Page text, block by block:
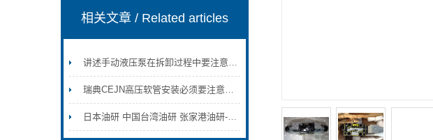
相关文章/ Related articles
讲述手动液压泵在拆卸过程中要注意的地方
瑞典CEJN高压软管安装必须要注意的事项
日本油研 中国台湾油研 张家港油研-YUKEN